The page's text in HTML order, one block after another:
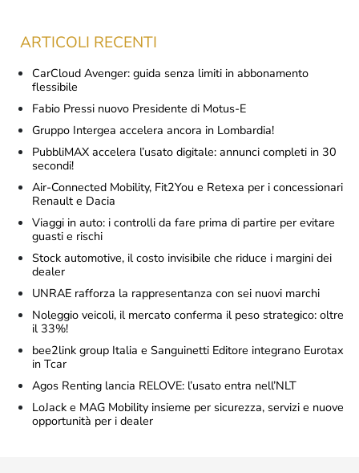
ARTICOLI RECENTI
CarCloud Avenger: guida senza limiti in abbonamento
flessibile
Fabio Pressi nuovo Presidente di Motus-E
Gruppo Intergea accelera ancora in Lombardia!
PubbliMAX accelera l’usato digitale: annunci completi in 30
secondi!
Air-Connected Mobility, Fit2You e Retexa per i concessionari
Renault e Dacia
Viaggi in auto: i controlli da fare prima di partire per evitare
guasti e rischi
Stock automotive, il costo invisibile che riduce i margini dei
dealer
UNRAE rafforza la rappresentanza con sei nuovi marchi
Noleggio veicoli, il mercato conferma il peso strategico: oltre
il 33%!
bee2link group Italia e Sanguinetti Editore integrano Eurotax
in Tcar
Agos Renting lancia RELOVE: l’usato entra nell’NLT
LoJack e MAG Mobility insieme per sicurezza, servizi e nuove
opportunità per i dealer